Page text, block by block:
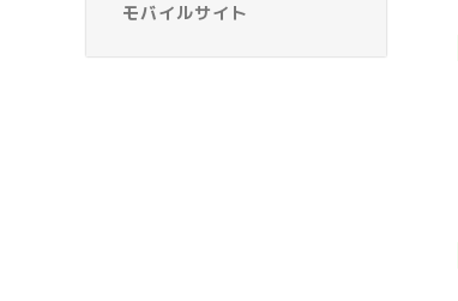
モバイルサイト